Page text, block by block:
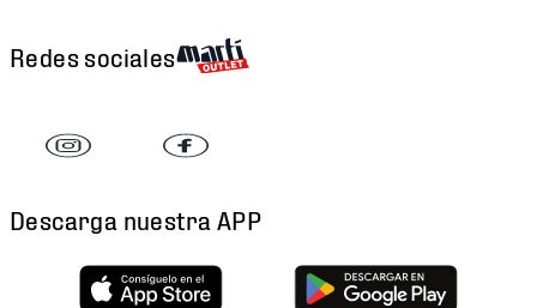
Redes sociales
Descarga nuestra APP